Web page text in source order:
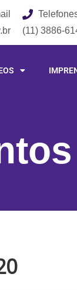
(11) 3886-